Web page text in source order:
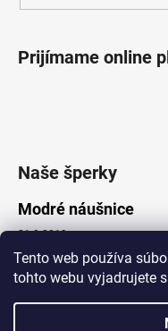
Tento web používa
tohto webu vyjadrujete
Prijímame online
Naše šperky
Modré náušnice
21.8.2019